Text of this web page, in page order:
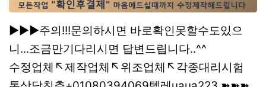
▶▶▶주의!!!문의하시면 바로확인못할수도있으
니...조금만기다리시면 답변드립니다..^^
수정업체↖제작업체↖위조업체↖각종대리시험